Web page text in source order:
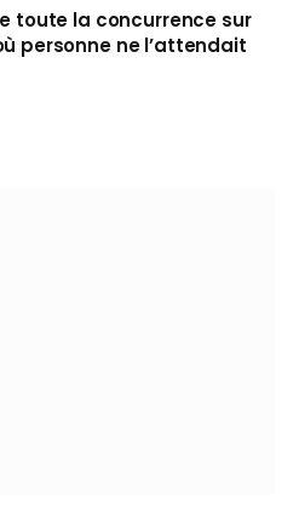
toute la concurrence sur
personne ne l’attendait